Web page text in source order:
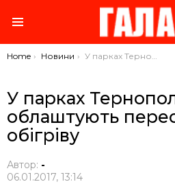
You are here:
Home Новини У парках Тернополя облаштують пересувні пункти обігріву
У парках
облаштують
обігріву
Автор: -
06.01.2017, 13:14